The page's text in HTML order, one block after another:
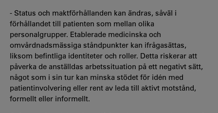
- Status och maktförhållanden kan ändras, såväl i
förhållandet till patienten som mellan olika
personalgrupper. Etablerade medicinska och
omvårdnadsmässiga ståndpunkter kan ifrågasättas,
liksom befintliga identiteter och roller. Detta riskerar att
påverka de anställdas arbetssituation på ett negativt sätt,
något som i sin tur kan minska stödet för idén med
patientinvolvering eller rent av leda till aktivt motstånd,
formellt eller informellt.